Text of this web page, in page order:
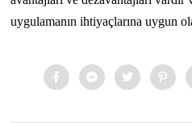
uygulamanın ihtiyaçlarına uygun